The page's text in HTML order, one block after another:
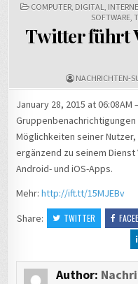
POSTED
COMPUTER, DIGITAL,
SOFTWARE,
Twitter führt
NACHRICHTEN-
January 28, 2015 at
Möglichkeiten seiner
ergänzend zu seinem
Android- und iOS-Apps.
Mehr:http://ift.tt/15MJEBv
Share:
TWITTER
Author: